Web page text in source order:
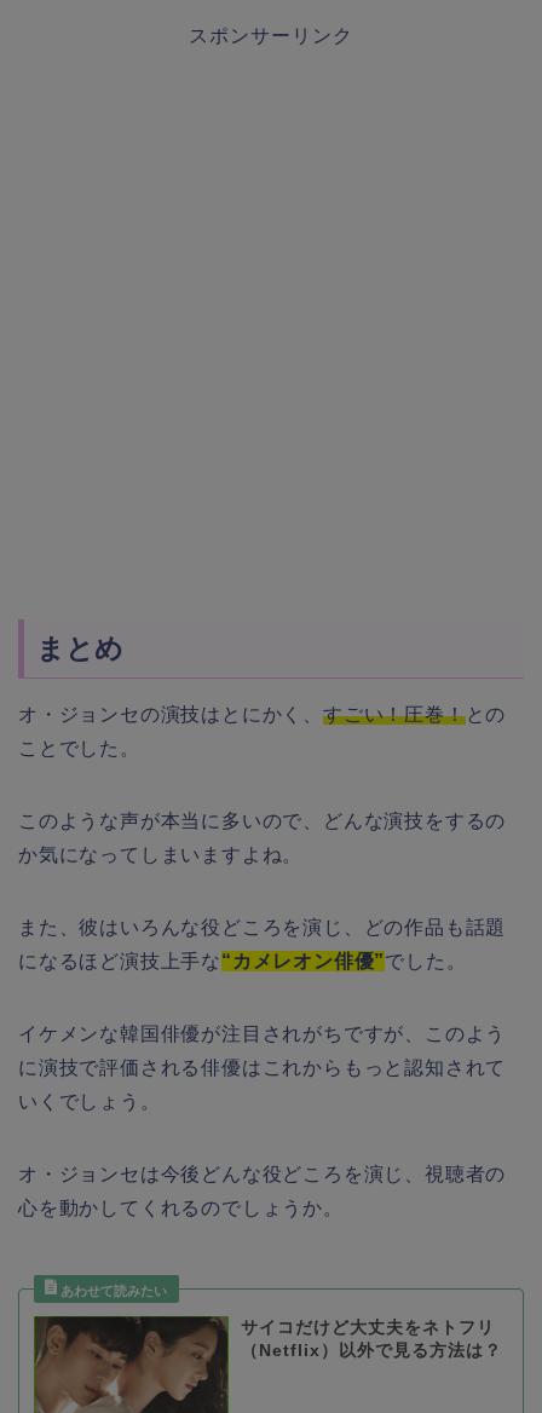
スポンサーリンク
まとめ
オ・ジョンセの演技はとにかく、すごい！圧巻！との
ことでした。
このような声が本当に多いので、どんな演技をするの
か気になってしまいますよね。
また、彼はいろんな役どころを演じ、どの作品も話題
になるほど演技上手な“カメレオン俳優”でした。
イケメンな韓国俳優が注目されがちですが、このよう
に演技で評価される俳優はこれからもっと認知されて
いくでしょう。
オ・ジョンセは今後どんな役どころを演じ、視聴者の
心を動かしてくれるのでしょうか。
サイコだけど大丈夫をネトフリ
（Netflix）以外で見る方法は？